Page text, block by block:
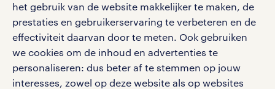
het gebruik van de website makkelijker te maken, de
prestaties en gebruikerservaring te verbeteren en de
effectiviteit daarvan door te meten. Ook gebruiken
we cookies om de inhoud en advertenties te
personaliseren: dus beter af te stemmen op jouw
interesses, zowel op deze website als op websites
social media
Volg ons voor de leukste content omtrent
vacatures, solliciteren en inspiratie.